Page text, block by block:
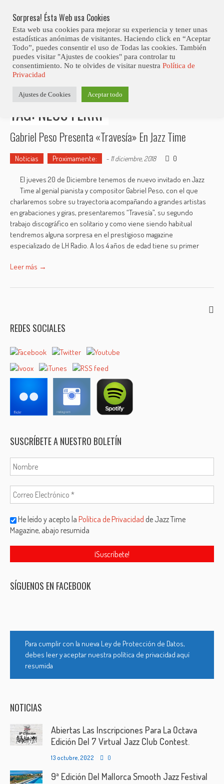
content
Estás aquí
Posts tagged "Neus Ferri"
TAG: NEUS FERRI
Gabriel Peso Presenta «Travesía» En Jazz Time
Noticias Proximamente: - 11 diciembre, 2018 0
El jueves 20 de Diciembre tenemos de nuevo invitado en Jazz
Time al genial pianista y compositor Gabriel Peso, con el que
charlaremos sobre su trayectoria acompañando a grandes artistas
en grabaciones y giras, presentaremos “Travesía”, su segundo
trabajo discográfico en solitario y como viene siendo habitual
tendremos alguna sorpresa en el prestigioso magazine
especializado de LH Radio. A los 4 años de edad tiene su primer
Leer más →
REDES SOCIALES
SUSCRÍBETE A NUESTRO BOLETÍN
He leído y acepto laPolítica de Privacidad de Jazz Time
Magazine, abajo resumida
SÍGUENOS EN FACEBOOK
Para cumplir con la nueva Ley de Protección de Datos,
debes leer y aceptar nuestra política de privacidad aquí
resumida
NOTICIAS
Abiertas Las Inscripciones Para La Octava
Edición Del 7 Virtual Jazz Club Contest.
13 octubre, 2022 0
9ª Edición Del Mallorca Smooth Jazz Festival
Sorpresa! Ésta Web usa Cookies
Esta web usa cookies para mejorar su experiencia y tener unas
estadísticas anónimas de visitantes. Haciendo click en “Aceptar
Todo”, puedes consentir el uso de Todas las cookies. También
puedes visitar "Ajustes de cookies" para controlar tu
consentimiento. No te olvides de visitar nuestra Política de
Privacidad
Ajustes de Cookies Aceptar todo